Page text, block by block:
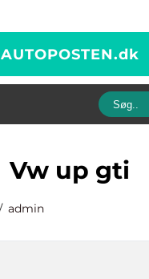
AUTOPOSTEN.dk
vw up gti
admin